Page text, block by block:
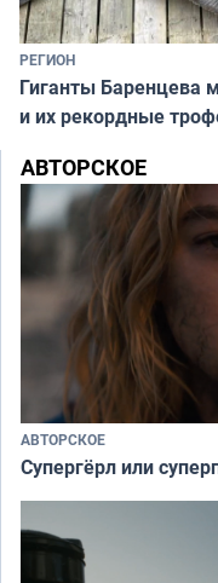
РЕГИОН
Гиганты Баренцева
и их рекордные
АВТОРСКОЕ
АВТОРСКОЕ
Супергёрл или